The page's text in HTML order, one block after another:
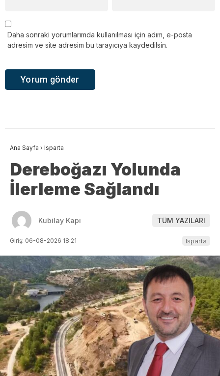
Daha sonraki yorumlarımda kullanılması için adım, e-posta
adresim ve site adresim bu tarayıcıya kaydedilsin.
Ana Sayfa › Isparta
Dereboğazı Yolunda
İlerleme Sağlandı
Kubilay Kapı TÜM YAZILARI
Giriş: 06-08-2026 18:21 Isparta